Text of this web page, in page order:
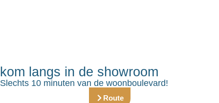
kom langs in de showroom
Slechts 10 minuten van de woonboulevard!
Route